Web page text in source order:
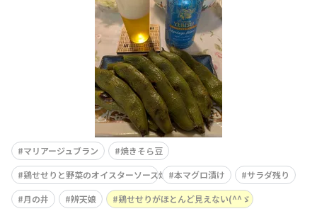
マリアージュブラン
焼きそら豆
鶏せせりと野菜のオイスターソース炒め本マグロ漬け
サラダ残り
月の井
辨天娘 鶏せせりがほとんど見えない(^^ゞ